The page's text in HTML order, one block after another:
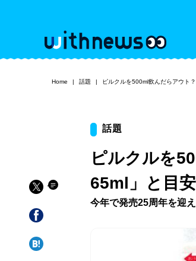
Home 話題 ピルクルを500ml飲んだらアウト
話題
ピルクルを
65ml」と目
今年で発売25周年を迎